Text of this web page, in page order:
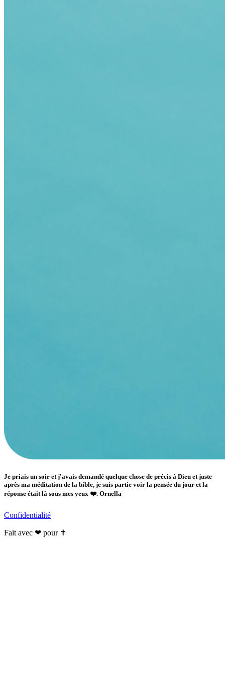
Je priais un soir et j'avais demandé quelque chose de précis à Dieu et juste
après ma méditation de la bible, je suis partie voir la pensée du jour et la
réponse était là sous mes yeux ❤️. Ornella
Confidentialité
Fait avec ❤ pour ✝️️